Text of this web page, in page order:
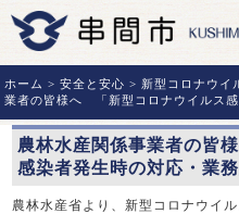
ホーム >安全と安心 > 新型コロナウイ
業者の皆様へ 「新型コロナウイルス感
農林水産関係事業者の皆
感染者発生時の対応・業
農林水産省より、新型コロナウイ